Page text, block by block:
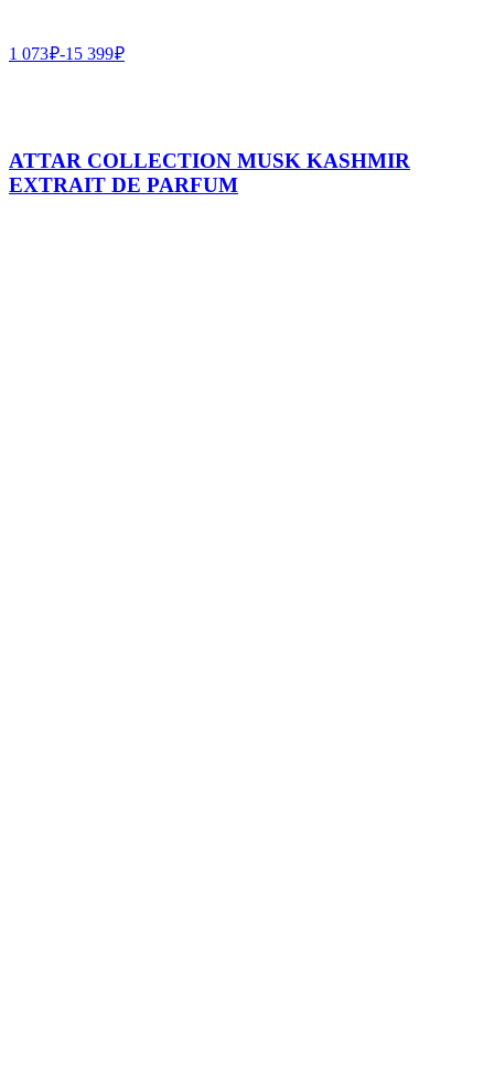
1 073₽-15 399₽
ATTAR COLLECTION MUSK KASHMIR
EXTRAIT DE PARFUM